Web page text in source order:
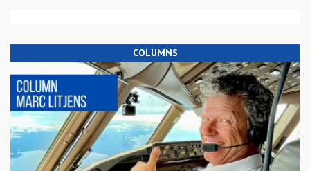
COLUMNS